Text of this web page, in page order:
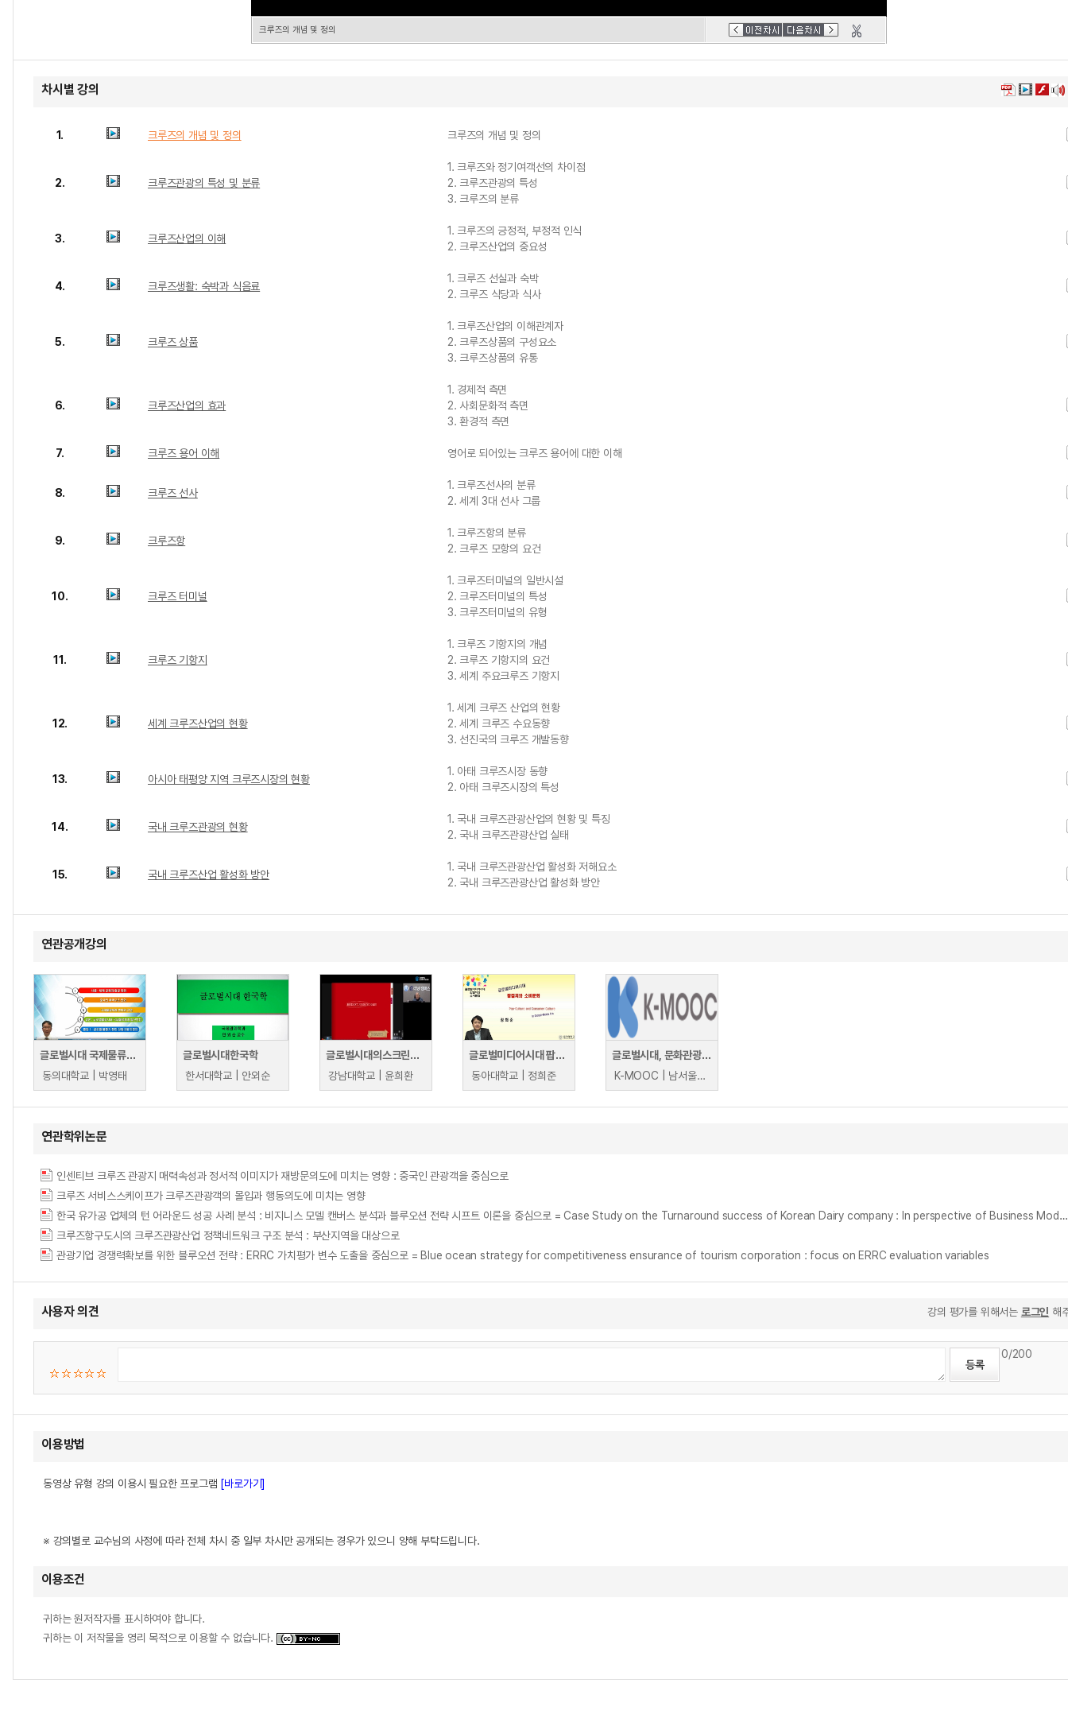
크루즈의 개념 및 정의
차시별 강의
1. 크루즈의 개념 및 정의 크루즈의 개념 및 정의
2. 크루즈관광의 특성 및 분류
1. 크루즈와 정기여객선의 차이점
2. 크루즈관광의 특성
3. 크루즈의 분류
3. 크루즈산업의 이해
1. 크루즈의 긍정적, 부정적 인식
2. 크루즈산업의 중요성
4. 크루즈생활: 숙박과 식음료
1. 크루즈 선실과 숙박
2. 크루즈 식당과 식사
5. 크루즈 상품
1. 크루즈산업의 이해관계자
2. 크루즈상품의 구성요소
3. 크루즈상품의 유통
6. 크루즈산업의 효과
1. 경제적 측면
2. 사회문화적 측면
3. 환경적 측면
7. 크루즈 용어 이해 영어로 되어있는 크루즈 용어에 대한 이해
8. 크루즈 선사
1. 크루즈선사의 분류
2. 세계 3대 선사 그룹
9. 크루즈항
1. 크루즈항의 분류
2. 크루즈 모항의 요건
10. 크루즈 터미널
1. 크루즈터미널의 일반시설
2. 크루즈터미널의 특성
3. 크루즈터미널의 유형
11. 크루즈 기항지
1. 크루즈 기항지의 개념
2. 크루즈 기항지의 요건
3. 세계 주요크루즈 기항지
12. 세계 크루즈산업의 현황
1. 세계 크루즈 산업의 현황
2. 세계 크루즈 수요동향
3. 선진국의 크루즈 개발동향
13. 아시아 태평양 지역 크루즈시장의 현황
1. 아태 크루즈시장 동향
2. 아태 크루즈시장의 특성
14. 국내 크루즈관광의 현황
1. 국내 크루즈관광산업의 현황 및 특징
2. 국내 크루즈관광산업 실태
15. 국내 크루즈산업 활성화 방안
1. 국내 크루즈관광산업 활성화 저해요소
2. 국내 크루즈관광산업 활성화 방안
연관공개강의
글로벌시대 국제물류체계의 변화와 전망
동의대학교 | 박영태
글로벌시대한국학
한서대학교 | 안외순
글로벌시대의스크린영어
강남대학교 | 윤희환
글로벌미디어시대 팝컬처와 소비문화
동아대학교 | 정희준
글로벌시대, 문화관광콘텐츠의 이해
K-MOOC | 남서울대학교 이승길
연관학위논문
인센티브 크루즈 관광지 매력속성과 정서적 이미지가 재방문의도에 미치는 영향 : 중국인 관광객을 중심으로
크루즈 서비스스케이프가 크루즈관광객의 몰입과 행동의도에 미치는 영향
한국 유가공 업체의 턴 어라운드 성공 사례 분석 : 비지니스 모델 캔버스 분석과 블루오션 전략 시프트 이론을 중심으로 = Case Study on the Turnaround success of Korean Dairy company : In perspective of Business Model Canvas Analysis and Blue Ocean Strategy Shift theory
크루즈항구도시의 크루즈관광산업 정책네트워크 구조 분석 : 부산지역을 대상으로
관광기업 경쟁력확보를 위한 블루오션 전략 : ERRC 가치평가 변수 도출을 중심으로 = Blue ocean strategy for competitiveness ensurance of tourism corporation : focus on ERRC evaluation variables
사용자 의견 강의 평가를 위해서는 로그인 해
0/200
이용방법
동영상 유형 강의 이용시 필요한 프로그램 [바로가기]
※ 강의별로 교수님의 사정에 따라 전체 차시 중 일부 차시만 공개되는 경우가 있으니 양해 부탁드립니다.
이용조건
귀하는 원저작자를 표시하여야 합니다.
귀하는 이 저작물을 영리 목적으로 이용할 수 없습니다.